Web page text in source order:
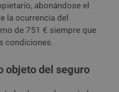
abonándose el
la ocurrencia del
de 751 € siempre que
condiciones.
objeto del seguro